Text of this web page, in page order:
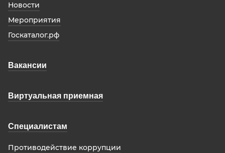
Новости
Мероприятия
Госкаталог.рф
Вакансии
Виртуальная приемная
Специалистам
Противодействие коррупции